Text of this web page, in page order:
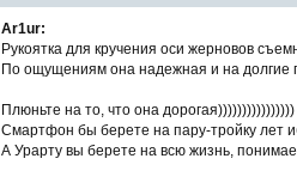
Ar1ur:
Рукоятка для кручения оси жерновов
По ощущениям она надежная и на долгие
Плюньте на то, что она дорогая))))))))))))))))
Смартфон бы берете на пару-тройку лет
А Урарту вы берете на всю жизнь,